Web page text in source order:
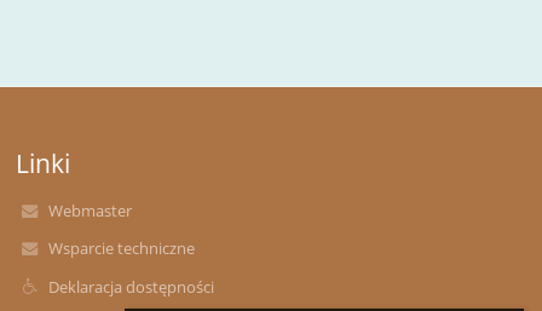
Linki
Webmaster
Wsparcie techniczne
Deklaracja dostępności